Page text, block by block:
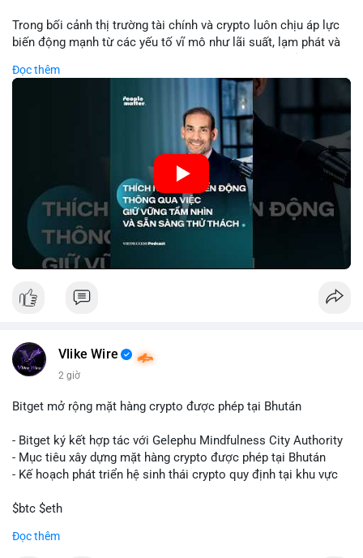
tương tự trong 24 giờ tới để xác nhận xu hướng. Không nên
hành động vội vàng dựa trên một giao dịch đơn lẻ, hãy ưu tiên
#giaodichlon
#tamlycavoi
Trong bối cảnh thị trường tài chính và crypto luôn chịu áp lực
biến động mạnh từ các yếu tố vĩ mô như lãi suất, lạm phát và
chìa khóa để đầu tư viên vượt qua giai đoạn không chắc chắn.
Thay vì phản ứng cảm xúc với những dao động ngắn hạn, các
nhà đầu tư thành công thường tập trung vào nguyên tắc cơ
bản, phân배 tài sản hợp lý và kiên持 theo kế hoạch đã định.
Điều này không chỉ giúp giảm rủi ro mà còn tạo điều kiện để
tận dụng cơ hội khi thị trường phục hồi.
🎥 Xem video trực tiếp tại:
Nguồn: VIETSUCCESS
Đọc thêm
Vlike Wire
2 giờ
Bitget mở rộng mặt hàng crypto được phép tại Bhután
- Bitget ký kết hợp tác với Gelephu Mindfulness City Authority
- Mục tiêu xây dựng mặt hàng crypto được phép tại Bhután
- Kế hoạch phát triển hệ sinh thái crypto quy định tại khu vực
$btc $eth
#vlikevn
Đọc thêm